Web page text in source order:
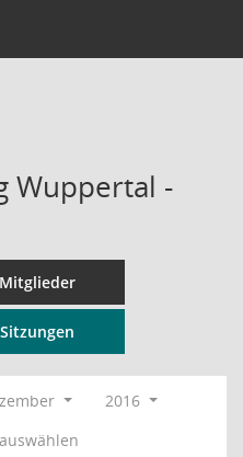
Wuppertal -
Mitglieder
Sitzungen
2016